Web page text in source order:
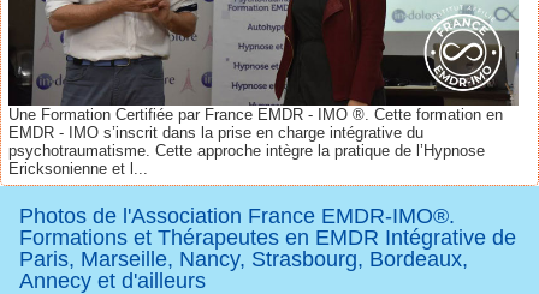
Une Formation Certifiée par France EMDR - IMO ®. Cette formation en
EMDR - IMO s’inscrit dans la prise en charge intégrative du
psychotraumatisme. Cette approche intègre la pratique de l’Hypnose
Ericksonienne et l...
Photos de l'Association France EMDR-IMO®.
Formations et Thérapeutes en EMDR Intégrative de
Paris, Marseille, Nancy, Strasbourg, Bordeaux,
Annecy et d'ailleurs